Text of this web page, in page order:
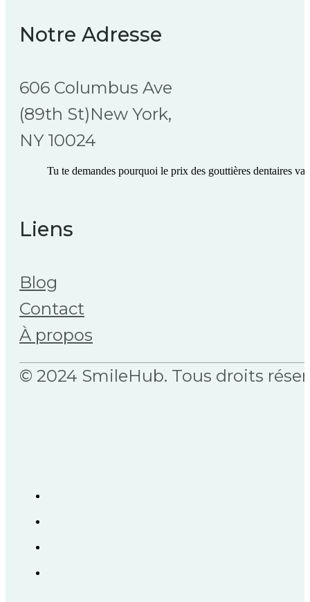
Notre Adresse
606 Columbus Ave
(89th St)New York,
NY 10024
Tu te demandes pourquoi le prix des gouttières dentaires
Liens
Blog
Contact
À propos
© 2024 SmileHub. Tous droits